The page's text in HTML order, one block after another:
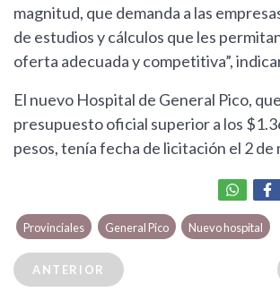
magnitud, que demanda a las
de estudios y cálculos que les
oferta adecuada y competitiva”,
El nuevo Hospital de General Pico,
presupuesto oficial superior a los
pesos, tenía fecha de licitación el 2 de
Provinciales General Pico Nuevo hospital
ANTERIOR